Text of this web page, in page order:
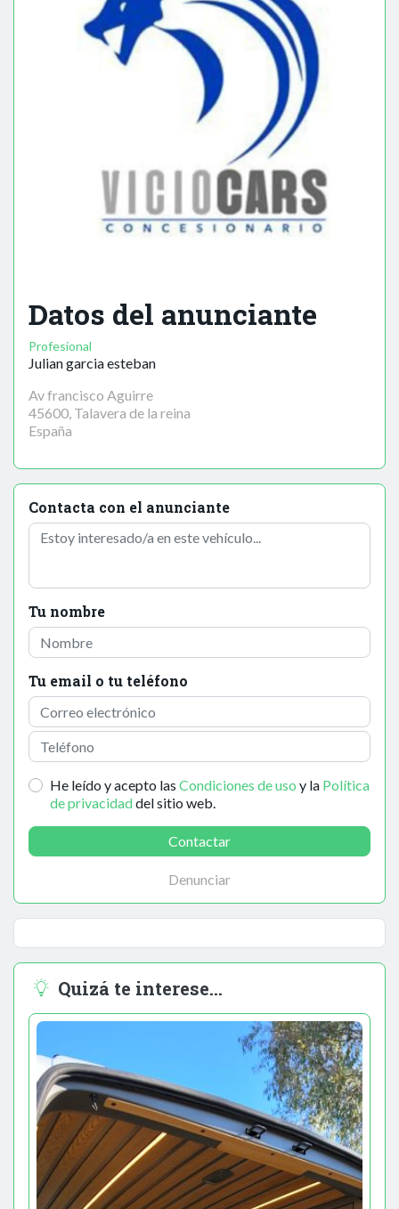
Datos del anunciante
Profesional
Julian garcia esteban
Av francisco Aguirre
45600, Talavera de la reina
España
Contacta con el anunciante
Tu nombre
Tu email o tu teléfono
He leído y acepto las Condiciones de uso y la Política
de privacidaddel sitio web.
Contactar
Denunciar
Quizá te interese...